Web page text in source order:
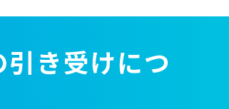
き受けにつ